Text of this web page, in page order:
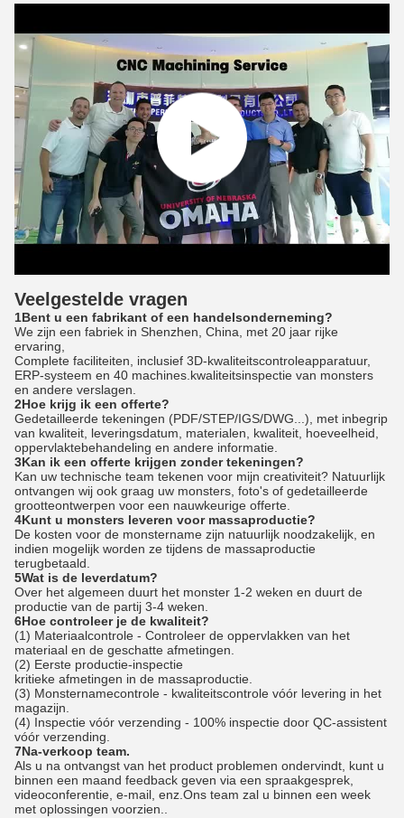
Veelgestelde vragen
1Bent u een fabrikant of een handelsonderneming?
We zijn een fabriek in Shenzhen, China, met 20 jaar rijke
ervaring,
Complete faciliteiten, inclusief 3D-kwaliteitscontroleapparatuur,
ERP-systeem en 40 machines.kwaliteitsinspectie van monsters
en andere verslagen.
2Hoe krijg ik een offerte?
Gedetailleerde tekeningen (PDF/STEP/IGS/DWG...), met inbegrip
van kwaliteit, leveringsdatum, materialen, kwaliteit, hoeveelheid,
oppervlaktebehandeling en andere informatie.
3Kan ik een offerte krijgen zonder tekeningen?
Kan uw technische team tekenen voor mijn creativiteit? Natuurlijk
ontvangen wij ook graag uw monsters, foto's of gedetailleerde
grootteontwerpen voor een nauwkeurige offerte.
4Kunt u monsters leveren voor massaproductie?
De kosten voor de monstername zijn natuurlijk noodzakelijk, en
indien mogelijk worden ze tijdens de massaproductie
terugbetaald.
5Wat is de leverdatum?
Over het algemeen duurt het monster 1-2 weken en duurt de
productie van de partij 3-4 weken.
6Hoe controleer je de kwaliteit?
(1) Materiaalcontrole - Controleer de oppervlakken van het
materiaal en de geschatte afmetingen.
(2) Eerste productie-inspectie
kritieke afmetingen in de massaproductie.
(3) Monsternamecontrole - kwaliteitscontrole vóór levering in het
magazijn.
(4) Inspectie vóór verzending - 100% inspectie door QC-assistent
vóór verzending.
7Na-verkoop team.
Als u na ontvangst van het product problemen ondervindt, kunt u
binnen een maand feedback geven via een spraakgesprek,
videoconferentie, e-mail, enz.Ons team zal u binnen een week
met oplossingen voorzien..